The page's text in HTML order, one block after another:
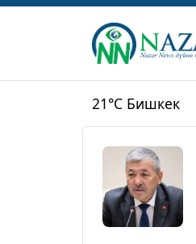
21°C Бишкек